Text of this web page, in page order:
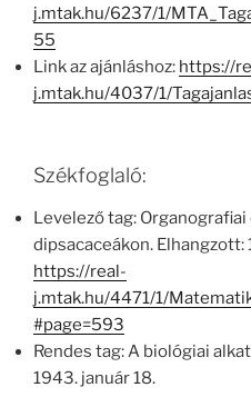
j.mtak.hu/6237/1/
55
Link az ajánláshoz: https://
j.mtak.hu/4037/1/
Székfoglaló:
Levelező tag:
dipsacaceákon. Elhangzott:
https://real-
j.mtak.hu/4471/1/
#page=593
Rendes tag: A biológiai
1943. január 18.